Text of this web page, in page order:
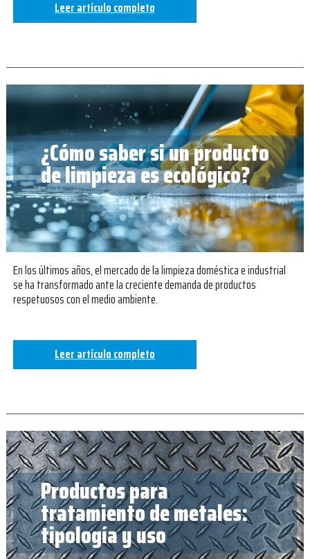
Leer artículo completo
¿Cómo saber si un producto
de limpieza es ecológico?
En los últimos años, el mercado de la limpieza doméstica e industrial
se ha transformado ante la creciente demanda de productos
respetuosos con el medio ambiente.
Leer artículo completo
Productos para
tratamiento de metales:
tipología y uso